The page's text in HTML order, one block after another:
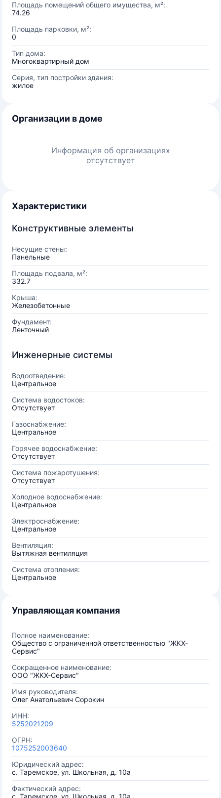
Площадь помещений общего имущества, м²:
74.26
Площадь парковки, м²:
0
Тип дома:
Многоквартирный дом
Серия, тип постройки здания:
жилое
Организации в доме
Информация об организациях
отсутствует
Характеристики
Конструктивные элементы
Несущие стены:
Панельные
Площадь подвала, м²:
332.7
Крыша:
Железобетонные
Фундамент:
Ленточный
Инженерные системы
Водоотведение:
Центральное
Система водостоков:
Отсутствует
Газоснабжение:
Центральное
Горячее водоснабжение:
Отсутствует
Система пожаротушения:
Отсутствует
Холодное водоснабжение:
Центральное
Электроснабжение:
Центральное
Вентиляция:
Вытяжная вентиляция
Система отопления:
Центральное
Управляющая компания
Полное наименование:
Общество с ограниченной ответственностью "ЖКХ-
Сервис"
Сокращенное наименование:
ООО "ЖКХ-Сервис"
Имя руководителя:
Олег Анатольевич Сорокин
ИНН:
5252021209
ОГРН:
1075252003640
Юридический адрес:
с. Таремское, ул. Школьная, д. 10а
Фактический адрес:
с. Таремское, ул. Школьная, д. 10а